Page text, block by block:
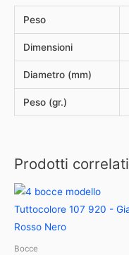
Peso
Dimensioni
Diametro (mm)
Peso (gr.)
Prodotti correlati
Bocce